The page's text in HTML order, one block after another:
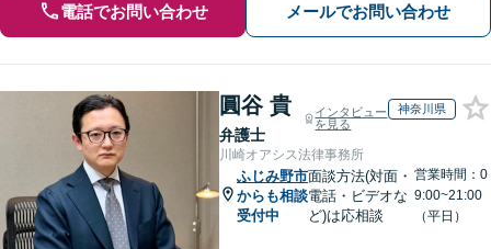
電話でお問い合わせ メールでお問い合わせ
圓谷 貴
弁護士
インタビュー
を見る
神奈川県
川崎オアシス法律事務所
ふじみ野市
からも相談
受付中
面談方法(対面・
電話・ビデオな
ど)は応相談
営業時間：0
9:00~21:00
（平日）